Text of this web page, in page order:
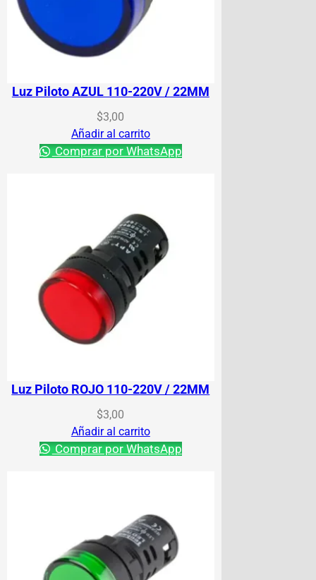
Luz Piloto AZUL 110-220V / 22MM
$3,00
Añadir al carrito
Comprar por WhatsApp
Luz Piloto ROJO 110-220V / 22MM
$3,00
Añadir al carrito
Comprar por WhatsApp